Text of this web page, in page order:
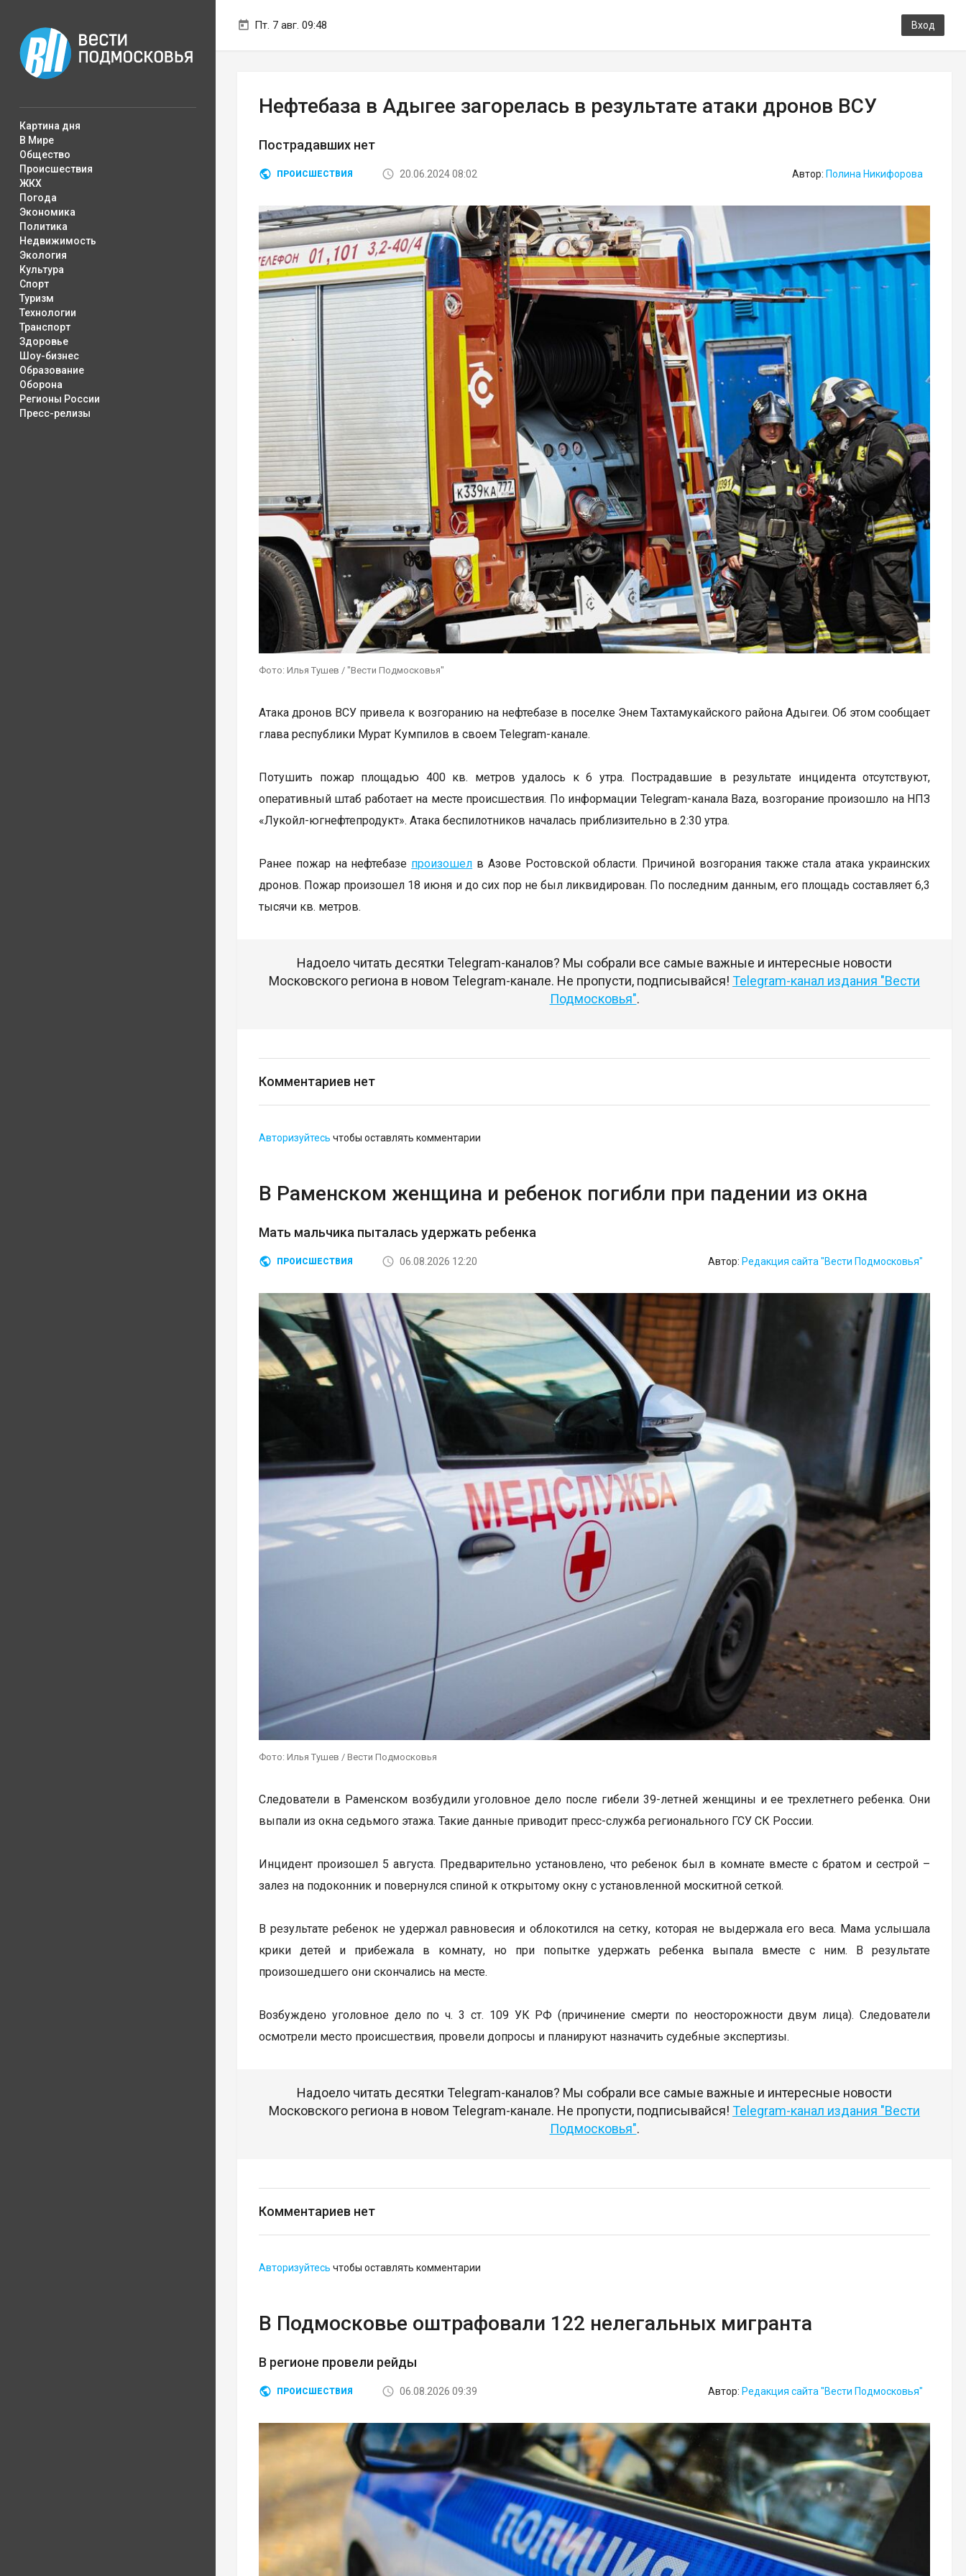
Пт. 7 авг. 09:48 Вход
Картина дня
В Мире
Общество
Происшествия
ЖКХ
Погода
Экономика
Политика
Недвижимость
Экология
Культура
Спорт
Туризм
Технологии
Транспорт
Здоровье
Шоу-бизнес
Образование
Оборона
Регионы России
Пресс-релизы
Нефтебаза в Адыгее загорелась в результате атаки дронов ВСУ
Пострадавших нет
ПРОИСШЕСТВИЯ 20.06.2024 08:02 Автор: Полина Никифорова
Фото: Илья Тушев / "Вести Подмосковья"
Атака дронов ВСУ привела к возгоранию на нефтебазе в поселке Энем Тахтамукайского района Адыгеи. Об этом сообщает
глава республики Мурат Кумпилов в своем Telegram-канале.
Потушить пожар площадью 400 кв. метров удалось к 6 утра. Пострадавшие в результате инцидента отсутствуют,
оперативный штаб работает на месте происшествия. По информации Telegram-канала Baza, возгорание произошло на НПЗ
«Лукойл-югнефтепродукт». Атака беспилотников началась приблизительно в 2:30 утра.
Ранее пожар на нефтебазе произошел в Азове Ростовской области. Причиной возгорания также стала атака украинских
дронов. Пожар произошел 18 июня и до сих пор не был ликвидирован. По последним данным, его площадь составляет 6,3
тысячи кв. метров.
Надоело читать десятки Telegram-каналов? Мы собрали все самые важные и интересные новости
Московского региона в новом Telegram-канале. Не пропусти, подписывайся! Telegram-канал издания "Вести
Подмосковья".
Комментариев нет
Авторизуйтесь чтобы оставлять комментарии
В Раменском женщина и ребенок погибли при падении из окна
Мать мальчика пыталась удержать ребенка
ПРОИСШЕСТВИЯ 06.08.2026 12:20 Автор: Редакция сайта "Вести Подмосковья"
Фото: Илья Тушев / Вести Подмосковья
Следователи в Раменском возбудили уголовное дело после гибели 39-летней женщины и ее трехлетнего ребенка. Они
выпали из окна седьмого этажа. Такие данные приводит пресс-служба регионального ГСУ СК России.
Инцидент произошел 5 августа. Предварительно установлено, что ребенок был в комнате вместе с братом и сестрой –
залез на подоконник и повернулся спиной к открытому окну с установленной москитной сеткой.
В результате ребенок не удержал равновесия и облокотился на сетку, которая не выдержала его веса. Мама услышала
крики детей и прибежала в комнату, но при попытке удержать ребенка выпала вместе с ним. В результате
произошедшего они скончались на месте.
Возбуждено уголовное дело по ч. 3 ст. 109 УК РФ (причинение смерти по неосторожности двум лица). Следователи
осмотрели место происшествия, провели допросы и планируют назначить судебные экспертизы.
Надоело читать десятки Telegram-каналов? Мы собрали все самые важные и интересные новости
Московского региона в новом Telegram-канале. Не пропусти, подписывайся! Telegram-канал издания "Вести
Подмосковья".
Комментариев нет
Авторизуйтесь чтобы оставлять комментарии
В Подмосковье оштрафовали 122 нелегальных мигранта
В регионе провели рейды
ПРОИСШЕСТВИЯ 06.08.2026 09:39 Автор: Редакция сайта "Вести Подмосковья"